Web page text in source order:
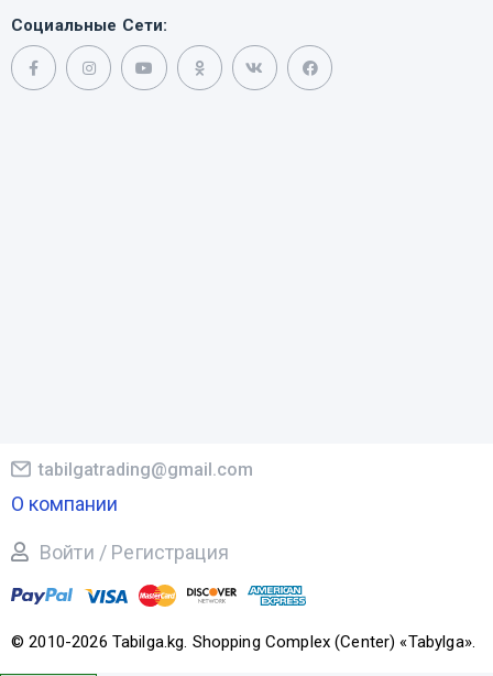
Социальные Сети:
© 2010-2026 Tabilga.kg. Shopping Complex (Center) «Tabylga».
tabilgatrading@gmail.com
О компании
Войти / Регистрация